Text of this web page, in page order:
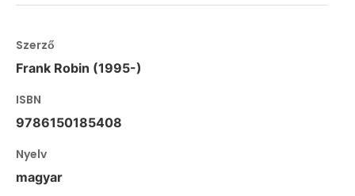
Szerző
Frank Robin (1995-)
ISBN
9786150185408
Nyelv
magyar